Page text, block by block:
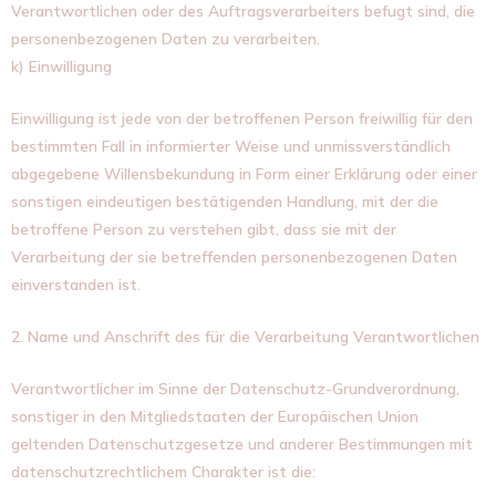
Verantwortlichen oder des Auftragsverarbeiters befugt sind, die
personenbezogenen Daten zu verarbeiten.
k) Einwilligung
Einwilligung ist jede von der betroffenen Person freiwillig für den
bestimmten Fall in informierter Weise und unmissverständlich
abgegebene Willensbekundung in Form einer Erklärung oder einer
sonstigen eindeutigen bestätigenden Handlung, mit der die
betroffene Person zu verstehen gibt, dass sie mit der
Verarbeitung der sie betreffenden personenbezogenen Daten
einverstanden ist.
2. Name und Anschrift des für die Verarbeitung Verantwortlichen
Verantwortlicher im Sinne der Datenschutz-Grundverordnung,
sonstiger in den Mitgliedstaaten der Europäischen Union
geltenden Datenschutzgesetze und anderer Bestimmungen mit
datenschutzrechtlichem Charakter ist die: